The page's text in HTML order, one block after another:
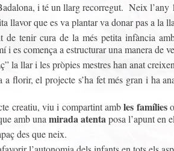
i té un llarg recorregut. Neix l’any
llavor que es va plantar va donar pas a la
de tenir cura de la més petita infància
i es comença a estructurar una manera de
la llar i les pròpies mestres han anat
florir, el projecte s’ha fet més gran i ha
creatiu, viu i compartint ambles famílies
amb una mirada atentaposa l’apunt en
des que neix.